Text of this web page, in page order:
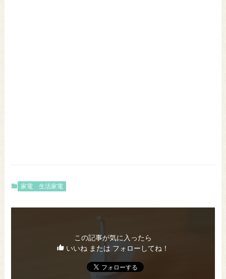
家電 生活家電
この記事が気に入ったら
いいね または フォローしてね！